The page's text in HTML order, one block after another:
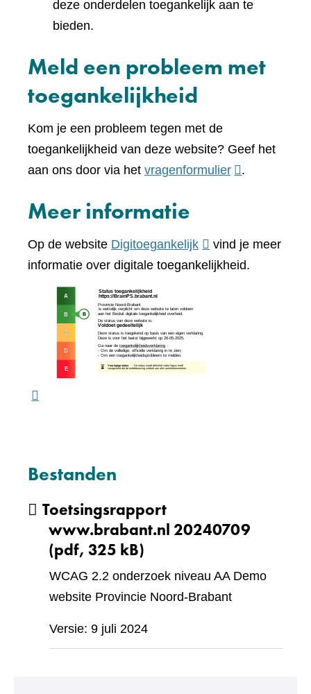
deze onderdelen toegankelijk aan te
bieden.
Meld een probleem met
toegankelijkheid
Kom je een probleem tegen met de
toegankelijkheid van deze website? Geef het
aan ons door via het vragenformulier(verwijst
website)
.
Meer informatie
Op de website Digitoegankelijk(verwijst
naar
vind je meer
informatie over digitale toegankelijkheid.
Bestanden
Toetsingsrapport
www.brabant.nl 20240709
(pdf, 325 kB)
WCAG 2.2 onderzoek niveau AA Demo
website Provincie Noord-Brabant
Versie: 9 juli 2024